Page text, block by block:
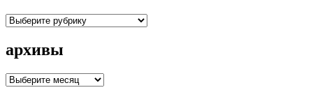
рубрики
архивы
архивы